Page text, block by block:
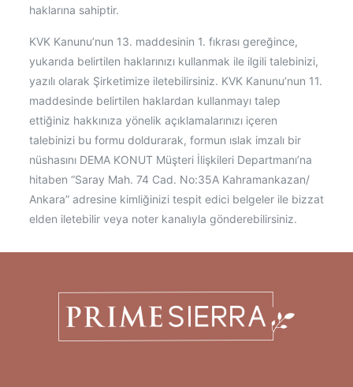
haklarına sahiptir.
KVK Kanunu’nun 13. maddesinin 1. fıkrası gereğince,
yukarıda belirtilen haklarınızı kullanmak ile ilgili talebinizi,
yazılı olarak Şirketimize iletebilirsiniz. KVK Kanunu’nun 11.
maddesinde belirtilen haklardan kullanmayı talep
ettiğiniz hakkınıza yönelik açıklamalarınızı içeren
talebinizi bu formu doldurarak, formun ıslak imzalı bir
nüshasını DEMA KONUT Müşteri İlişkileri Departmanı’na
hitaben “Saray Mah. 74 Cad. No:35A Kahramankazan/
Ankara” adresine kimliğinizi tespit edici belgeler ile bizzat
elden iletebilir veya noter kanalıyla gönderebilirsiniz.